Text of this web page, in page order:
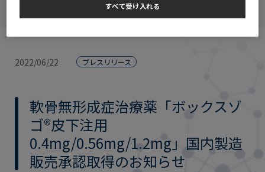
「ボックスゾゴ®皮下注用0.4mg/0.56mg/1.2mg」国内製造販売承認取得のお知
らせ
2022/06/22 プレスリリース
軟骨無形成症治療薬「ボックスゾ
ゴ®皮下注用
0.4mg/0.56mg/1.2mg」国内製造
販売承認取得のお知らせ
すべて受け入れる